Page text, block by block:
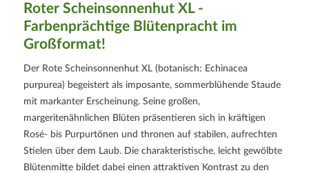
Roter Scheinsonnenhut XL -
Farbenprächtige Blütenpracht im
Großformat!
Der Rote Scheinsonnenhut XL (botanisch: Echinacea
purpurea) begeistert als imposante, sommerblühende Staude
mit markanter Erscheinung. Seine großen,
margeritenähnlichen Blüten präsentieren sich in kräftigen
Rosé- bis Purpurtönen und thronen auf stabilen, aufrechten
Stielen über dem Laub. Die charakteristische, leicht gewölbte
Blütenmitte bildet dabei einen attraktiven Kontrast zu den